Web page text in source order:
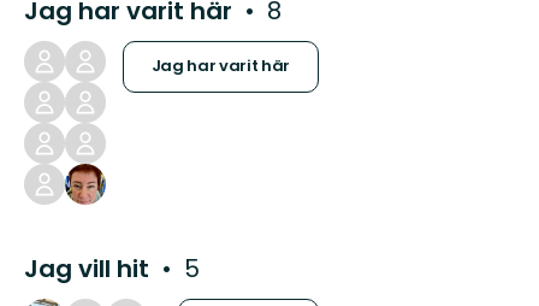
Jag har varit här 8
Jag har varit här
Jag vill hit 5